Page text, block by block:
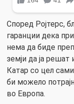
Според Ројтерс,
гаранции дека
нема да биде
земји да ја решат
Катар со цел
би можело
во Европа.